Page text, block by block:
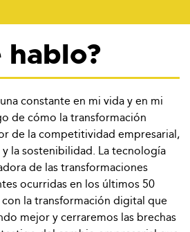
hablo?
constante en mi vida y en mi
de cómo la transformación
de la competitividad empresarial,
la sostenibilidad. La tecnología
de las transformaciones
ocurridas en los últimos 50
la transformación digital que
mejor y cerraremos las brechas